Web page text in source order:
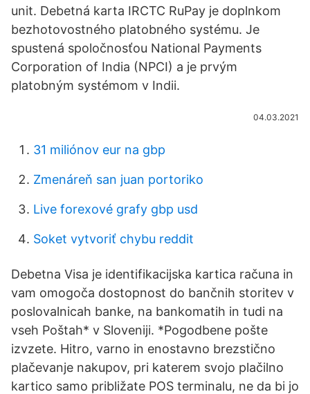
unit. Debetná karta IRCTC RuPay je doplnkom
bezhotovostného platobného systému. Je
spustená spoločnosťou National Payments
Corporation of India (NPCI) a je prvým
platobným systémom v Indii.
04.03.2021
31 miliónov eur na gbp
Zmenáreň san juan portoriko
Live forexové grafy gbp usd
Soket vytvoriť chybu reddit
Debetna Visa je identifikacijska kartica računa in
vam omogoča dostopnost do bančnih storitev v
poslovalnicah banke, na bankomatih in tudi na
vseh Poštah* v Sloveniji. *Pogodbene pošte
izvzete. Hitro, varno in enostavno brezstično
plačevanje nakupov, pri katerem svojo plačilno
kartico samo približate POS terminalu, ne da bi jo